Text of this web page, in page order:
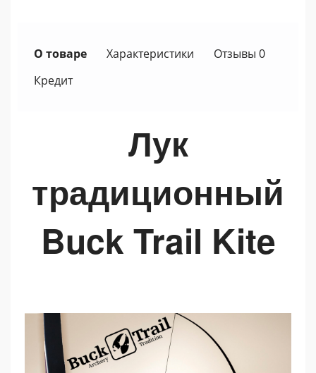
О товаре Характеристики
Отзывы 0
Кредит
Лук
традиционный
Buck Trail Kite